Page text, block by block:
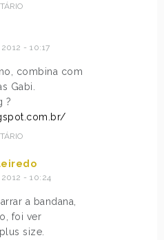
2012 - 10:17
combina com
Gabi.
?
2012 - 10:24
a bandana,
foi ver
size.